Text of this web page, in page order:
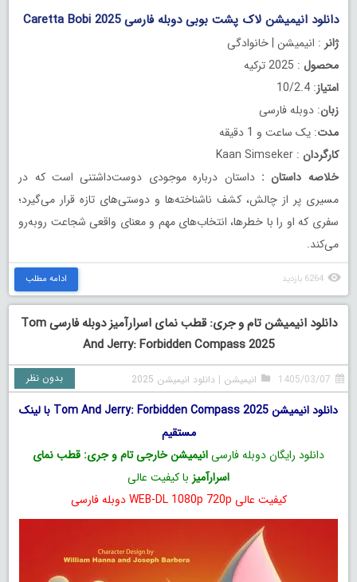
دانلود انیمیشن لاک‌ پشت بوبی دوبله فارسی Caretta Bobi 2025
ژانر : انیمیشن | خانوادگی
محصول : 2025 ترکیه
امتیاز: 10/2.4
زبان: دوبله فارسی
مدت: یک ساعت و 1 دقیقه
کارگردان : Kaan Simseker
خلاصه داستان : داستان درباره موجودی دوست‌داشتنی است که در
مسیری پر از چالش، کشف ناشناخته‌ها و دوستی‌های تازه قرار می‌گیرد؛
سفری که او را با خطرها، انتخاب‌های مهم و معنای واقعی شجاعت روبه‌رو
می‌کند.
6264 بازدید ادامه مطلب
دانلود انیمیشن تام و جری: قطب‌ نمای اسرارآمیز دوبله فارسی Tom
And Jerry: Forbidden Compass 2025
1405/03/07 انیمیشن | دانلود انیمیشن 2025 بدون نظر
دانلود انیمیشن Tom And Jerry: Forbidden Compass 2025 با لینک
مستقیم
دانلود رایگان دوبله فارسیانیمیشن خارجی تام و جری: قطب‌ نمای
اسرارآمیز با کیفیت عالی
کیفیت عالی WEB-DL 1080p 720p دوبله فارسی